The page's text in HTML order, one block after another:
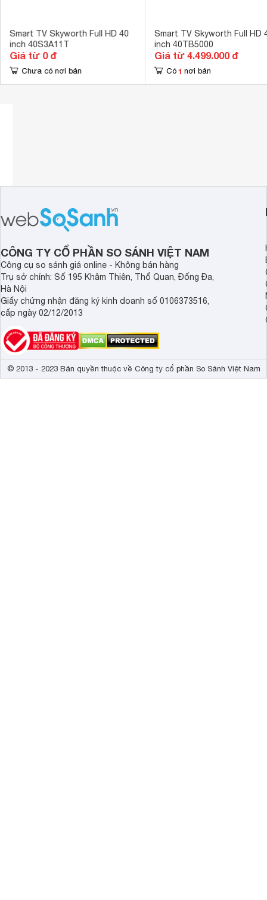
hàng Google.
Smart TV Skyworth Full HD 40
inch 40S3A11T
Giá từ 0 đ
Chưa có nơi bán
Smart TV Skyworth Full HD
inch 40TB5000
Giá từ 4.499.000 đ
Có 1 nơi bán
CÔNG TY CỔ PHẦN SO SÁNH VIỆT NAM
Công cụ so sánh giá online - Không bán hàng
Trụ sở chính: Số 195 Khâm Thiên, Thổ Quan, Đống Đa,
Hà Nội
Giấy chứng nhận đăng ký kinh doanh số 0106373516,
cấp ngày 02/12/2013
© 2013 - 2023 Bản quyền thuộc về Công ty cổ phần So Sánh Việt Nam